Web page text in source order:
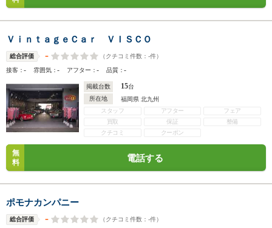
ＶｉｎｔａｇｅＣａｒ ＶＩＳＣＯ
総合評価 - （クチコミ件数： -件）
接客：- 雰囲気：- アフター：- 品質：-
掲載台数 15台
所在地
福岡県 北九州
スタッフ
アフター
フェア
買取
保証
整備
クチコミ
クーポン
無
料
電話する
ポモナカンパニー
総合評価 - （クチコミ件数： -件）